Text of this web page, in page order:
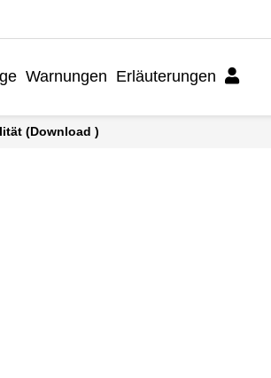
Warnungen Erläuterungen
(Download )